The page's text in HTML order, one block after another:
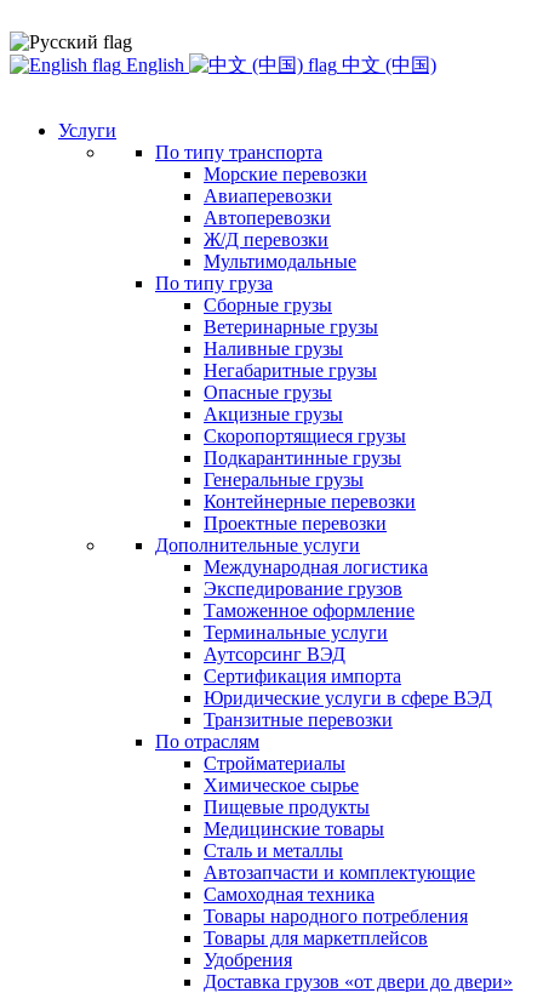
English 中文 (中国)
Услуги
По типу транспорта
Морские перевозки
Авиаперевозки
Автоперевозки
Ж/Д перевозки
Мультимодальные
По типу груза
Сборные грузы
Ветеринарные грузы
Наливные грузы
Негабаритные грузы
Опасные грузы
Акцизные грузы
Скоропортящиеся грузы
Подкарантинные грузы
Генеральные грузы
Контейнерные перевозки
Проектные перевозки
Дополнительные услуги
Международная логистика
Экспедирование грузов
Таможенное оформление
Терминальные услуги
Аутсорсинг ВЭД
Сертификация импорта
Юридические услуги в сфере ВЭД
Транзитные перевозки
По отраслям
Стройматериалы
Химическое сырье
Пищевые продукты
Медицинские товары
Сталь и металлы
Автозапчасти и комплектующие
Самоходная техника
Товары народного потребления
Товары для маркетплейсов
Удобрения
Доставка грузов «от двери до двери»